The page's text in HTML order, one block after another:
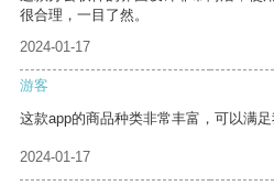
很合理，一目了然。
2024-01-17
游客
这款app的商品种类非常丰富，可以满足
2024-01-17